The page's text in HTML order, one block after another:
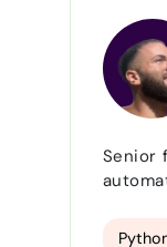
Senior